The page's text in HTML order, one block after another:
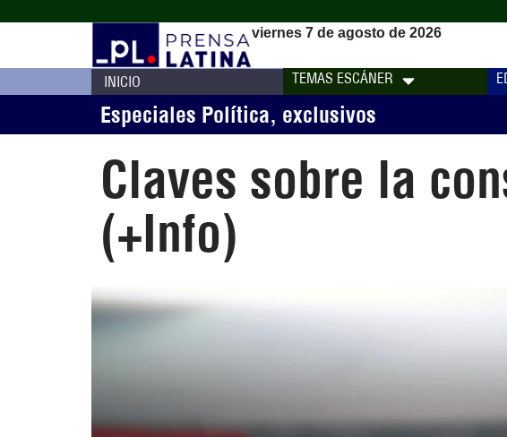
viernes 7 de agosto de 2026
INICIO TEMAS ESCÁNER
Especiales Política, exclusivos
Claves sobre la
(+Info)